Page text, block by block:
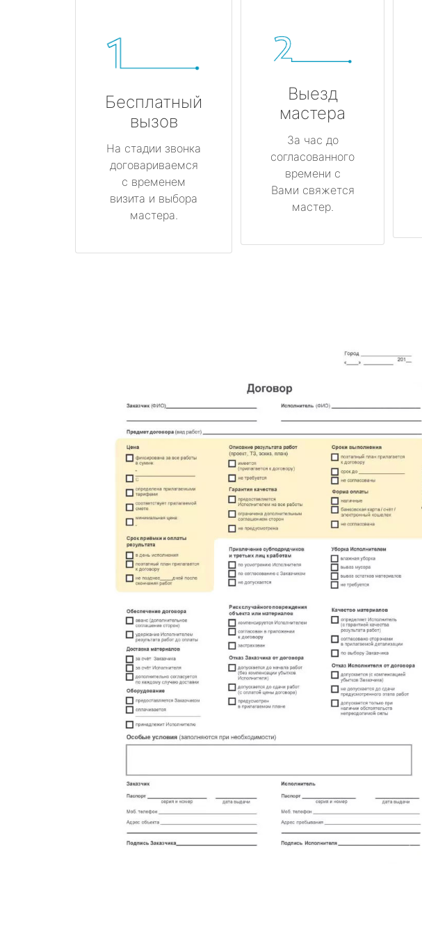
Бесплатный
вызов
На стадии звонка
договариваемся
с временем
визита и выбора
мастера.
Выезд
мастера
За час до
согласованного
времени с
Вами свяжется
мастер.